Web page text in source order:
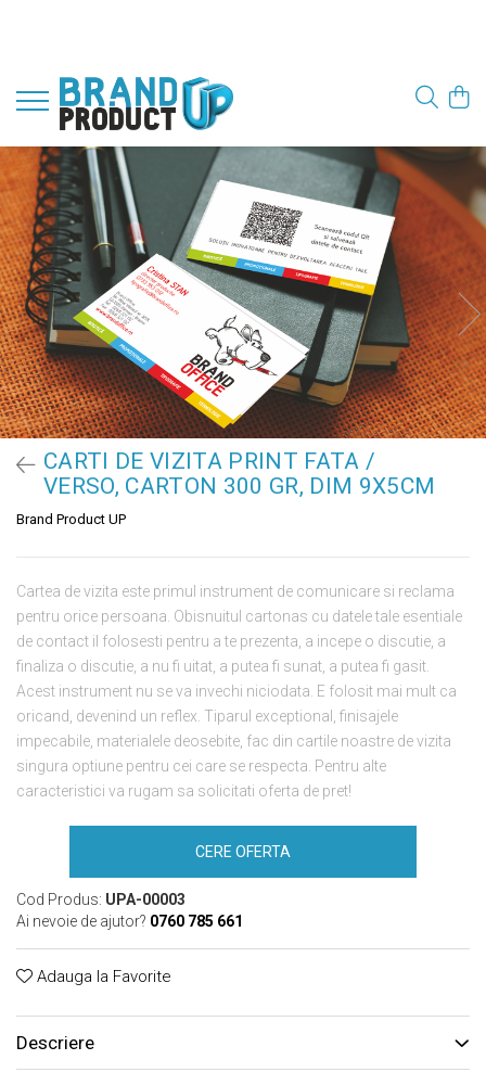
CARTI DE VIZITA PRINT FATA /
VERSO, CARTON 300 GR, DIM 9X5CM
Brand Product UP
Cartea de vizita este primul instrument de comunicare si reclama
pentru orice persoana. Obisnuitul cartonas cu datele tale esentiale
de contact il folosesti pentru a te prezenta, a incepe o discutie, a
finaliza o discutie, a nu fi uitat, a putea fi sunat, a putea fi gasit.
Acest instrument nu se va invechi niciodata. E folosit mai mult ca
oricand, devenind un reflex. Tiparul exceptional, finisajele
impecabile, materialele deosebite, fac din cartile noastre de vizita
singura optiune pentru cei care se respecta. Pentru alte
caracteristici va rugam sa solicitati oferta de pret!
CERE OFERTA
Cod Produs: UPA-00003
Ai nevoie de ajutor? 0760 785 661
Adauga la Favorite
Descriere